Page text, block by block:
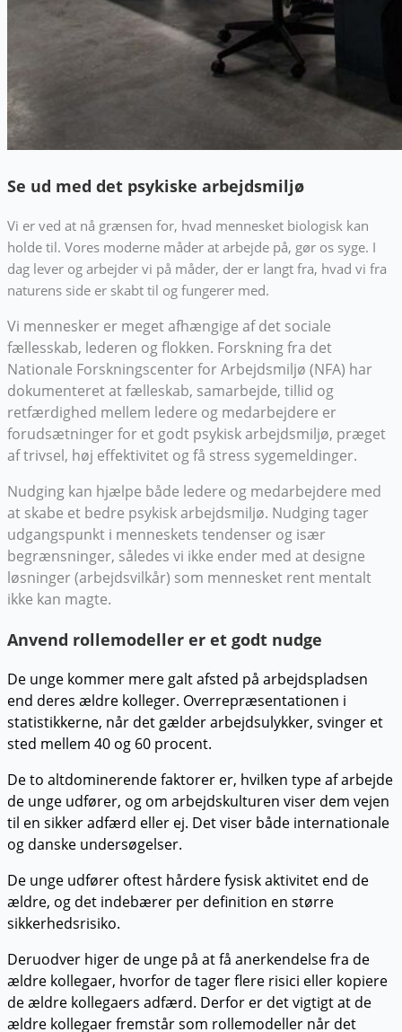
Se ud med det psykiske arbejdsmiljø
Vi er ved at nå grænsen for, hvad mennesket biologisk kan
holde til. Vores moderne måder at arbejde på, gør os syge. I
dag lever og arbejder vi på måder, der er langt fra, hvad vi fra
naturens side er skabt til og fungerer med.
Vi mennesker er meget afhængige af det sociale
fællesskab, lederen og flokken. Forskning fra det
Nationale Forskningscenter for Arbejdsmiljø (NFA) har
dokumenteret at fælleskab, samarbejde, tillid og
retfærdighed mellem ledere og medarbejdere er
forudsætninger for et godt psykisk arbejdsmiljø, præget
af trivsel, høj effektivitet og få stress sygemeldinger.
Nudging kan hjælpe både ledere og medarbejdere med
at skabe et bedre psykisk arbejdsmiljø. Nudging tager
udgangspunkt i menneskets tendenser og især
begrænsninger, således vi ikke ender med at designe
løsninger (arbejdsvilkår) som mennesket rent mentalt
ikke kan magte.
Anvend rollemodeller er et godt nudge
De unge kommer mere galt afsted på arbejdspladsen
end deres ældre kolleger. Overrepræsentationen i
statistikkerne, når det gælder arbejdsulykker, svinger et
sted mellem 40 og 60 procent.
De to altdominerende faktorer er, hvilken type af arbejde
de unge udfører, og om arbejdskulturen viser dem vejen
til en sikker adfærd eller ej. Det viser både internationale
og danske undersøgelser.
De unge udfører oftest hårdere fysisk aktivitet end de
ældre, og det indebærer per definition en større
sikkerhedsrisiko.
Deruodver higer de unge på at få anerkendelse fra de
ældre kollegaer, hvorfor de tager flere risici eller kopiere
de ældre kollegaers adfærd. Derfor er det vigtigt at de
ældre kollegaer fremstår som rollemodeller når det